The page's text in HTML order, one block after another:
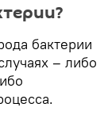
бактерии
– либо